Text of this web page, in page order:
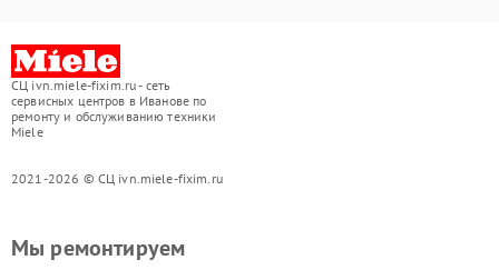
СЦ ivn.miele-fixim.ru - сеть
сервисных центров в Иванове по
ремонту и обслуживанию техники
Miele
2021-2026 © СЦ ivn.miele-fixim.ru
Мы ремонтируем